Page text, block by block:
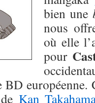
bien une
nous
où elle
pour
BD européenne.
Kan